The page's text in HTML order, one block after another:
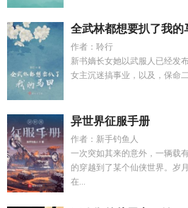
全武林都想要扒了我的
作者：聆行
新书嫡长女她以武服人已经发
女主沉迷搞事业，以及，保命
异世界征服手册
作者：新手钓鱼人
一次突如其来的意外，一辆载
的穿越到了某个仙侠世界。岁
在...